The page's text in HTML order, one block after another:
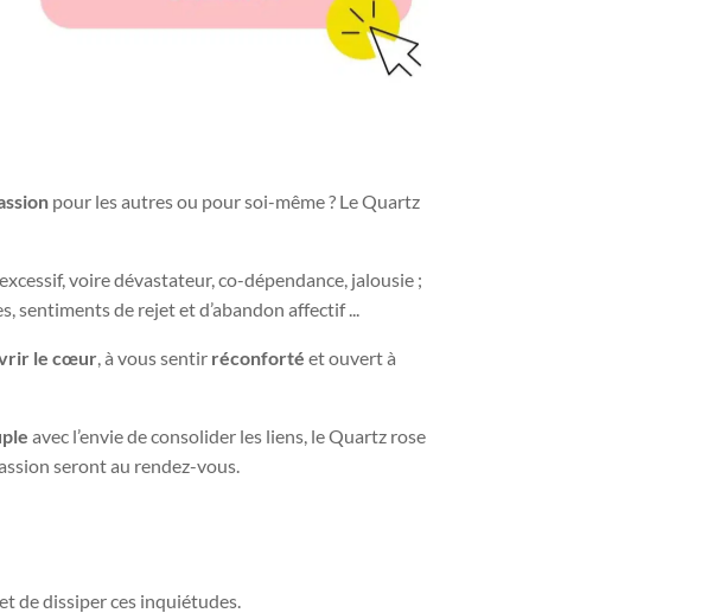
pour les autres ou pour soi-même ? Le Quartz
voire dévastateur, co-dépendance, jalousie ;
sentiments de rejet et d’abandon affectif ...
le cœur, à vous sentir réconforté et ouvert à
avec l’envie de consolider les liens, le Quartz rose
seront au rendez-vous.
de dissiper ces inquiétudes.